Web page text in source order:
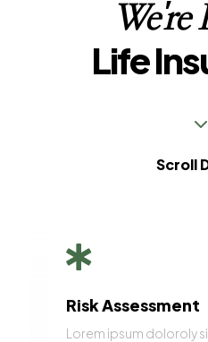
We're
Life
3
Scroll

Risk Assessment
Lorem ipsum doloroly